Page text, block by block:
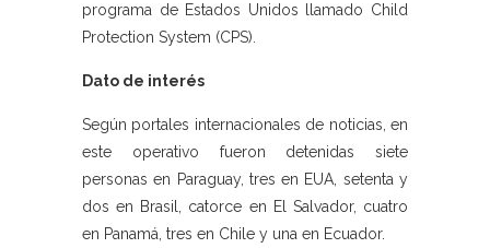
programa de Estados Unidos llamado Child
Protection System (CPS).
Dato de interés
Según portales internacionales de noticias, en
este operativo fueron detenidas siete
personas en Paraguay, tres en EUA, setenta y
dos en Brasil, catorce en El Salvador, cuatro
en Panamá, tres en Chile y una en Ecuador.